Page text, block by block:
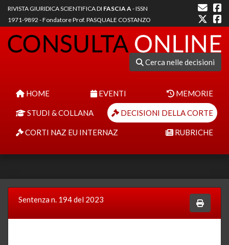
RIVISTA GIURIDICA SCIENTIFICA DI FASCIA A- ISSN
1971-9892 - Fondatore Prof. PASQUALE COSTANZO
Cerca nelle decisioni
HOME EVENTI MEMORIE
STUDI & COLLANA DECISIONI DELLA CORTE
CORTI NAZ EU INTERNAZ RUBRICHE
Sentenza n. 194 del 2023